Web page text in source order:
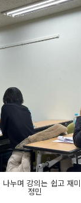
나누며 강의는 쉽고 재
정민